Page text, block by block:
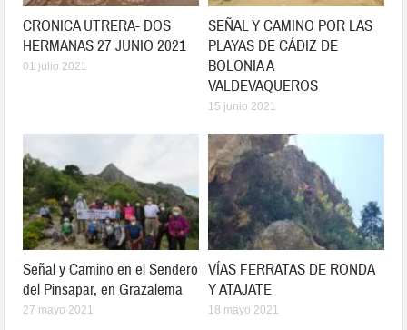
CRONICA UTRERA- DOS
HERMANAS 27 JUNIO 2021
01 julio 2021
SEÑAL Y CAMINO POR LAS
PLAYAS DE CÁDIZ DE
BOLONIA A
VALDEVAQUEROS
15 junio 2021
Señal y Camino en el Sendero
del Pinsapar, en Grazalema
27 mayo 2021
VÍAS FERRATAS DE RONDA
Y ATAJATE
18 mayo 2021